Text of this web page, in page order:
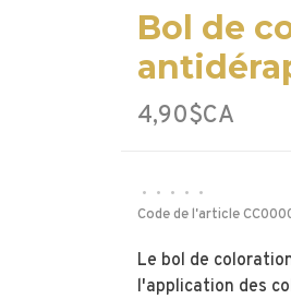
Bol de
4,90$CA
• • • •
•
Code de l'article
Le bol de
l'application des